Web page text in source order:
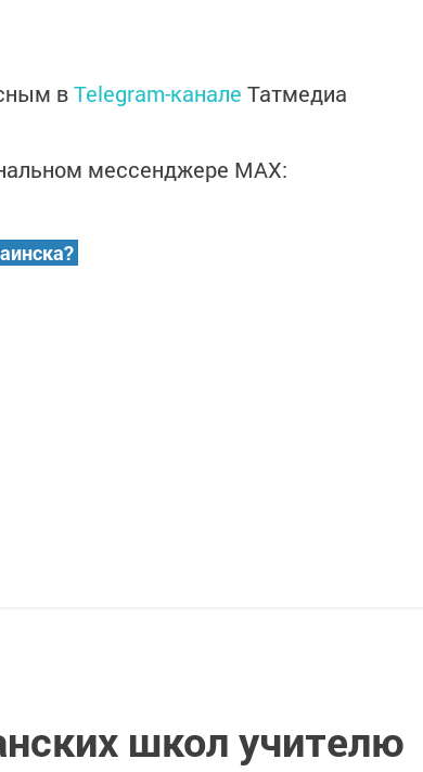
вTelegram-канале Татмедиа
мессенджере MАХ:
школ учителю